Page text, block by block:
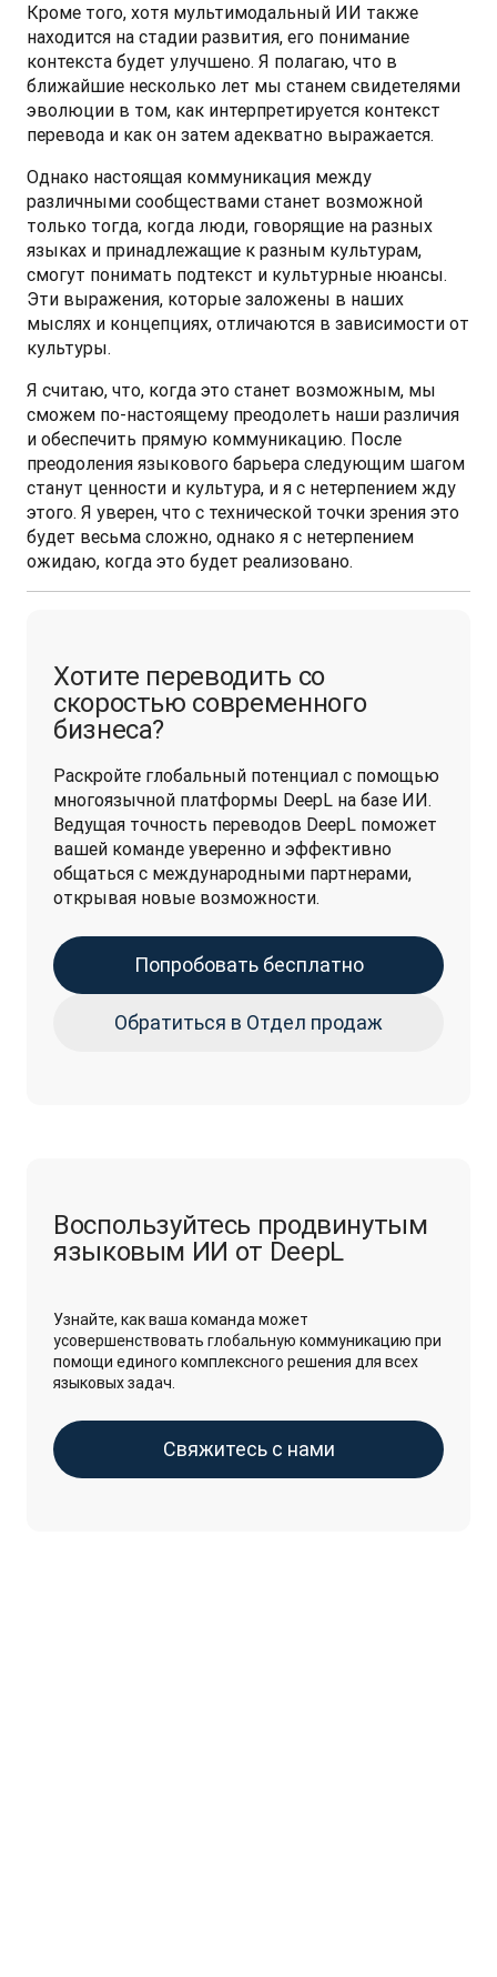
Кроме того, хотя мультимодальный ИИ также
находится на стадии развития, его понимание
контекста будет улучшено. Я полагаю, что в
ближайшие несколько лет мы станем свидетелями
эволюции в том, как интерпретируется контекст
перевода и как он затем адекватно выражается.
Однако настоящая коммуникация между
различными сообществами станет возможной
только тогда, когда люди, говорящие на разных
языках и принадлежащие к разным культурам,
смогут понимать подтекст и культурные нюансы.
Эти выражения, которые заложены в наших
мыслях и концепциях, отличаются в зависимости от
культуры.
Я считаю, что, когда это станет возможным, мы
сможем по-настоящему преодолеть наши различия
и обеспечить прямую коммуникацию. После
преодоления языкового барьера следующим шагом
станут ценности и культура, и я с нетерпением жду
этого. Я уверен, что с технической точки зрения это
будет весьма сложно, однако я с нетерпением
ожидаю, когда это будет реализовано.
Хотите переводить со
скоростью современного
бизнеса?
Раскройте глобальный потенциал с помощью
многоязычной платформы DeepL на базе ИИ.
Ведущая точность переводов DeepL поможет
вашей команде уверенно и эффективно
общаться с международными партнерами,
открывая новые возможности.
Попробовать бесплатно
Обратиться в Отдел продаж
Воспользуйтесь продвинутым
языковым ИИ от DeepL
Узнайте, как ваша команда может
усовершенствовать глобальную коммуникацию при
помощи единого комплексного решения для всех
языковых задач.
Свяжитесь с нами